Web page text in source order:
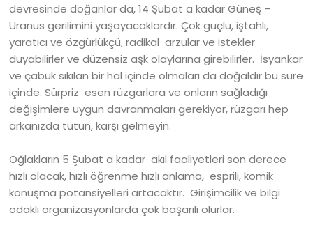
devresinde doğanlar da, 14 Şubat a kadar Güneş –
Uranus gerilimini yaşayacaklardır. Çok güçlü, iştahlı,
yaratıcı ve özgürlükçü, radikal arzular ve istekler
duyabilirler ve düzensiz aşk olaylarına girebilirler. İsyankar
ve çabuk sıkılan bir hal içinde olmaları da doğaldır bu süre
içinde. Sürpriz esen rüzgarlara ve onların sağladığı
değişimlere uygun davranmaları gerekiyor, rüzgarı hep
arkanızda tutun, karşı gelmeyin.
Oğlakların 5 Şubat a kadar akıl faaliyetleri son derece
hızlı olacak, hızlı öğrenme hızlı anlama, esprili, komik
konuşma potansiyelleri artacaktır. Girişimcilik ve bilgi
odaklı organizasyonlarda çok başarılı olurlar.